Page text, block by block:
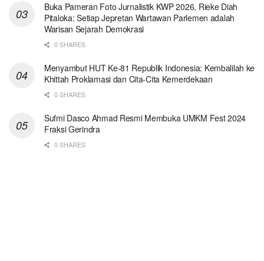
Buka Pameran Foto Jurnalistik KWP 2026, Rieke Diah
Pitaloka: Setiap Jepretan Wartawan Parlemen adalah
Warisan Sejarah Demokrasi
0 SHARES
Menyambut HUT Ke-81 Republik Indonesia: Kembalilah ke
Khittah Proklamasi dan Cita-Cita Kemerdekaan
0 SHARES
Sufmi Dasco Ahmad Resmi Membuka UMKM Fest 2024
Fraksi Gerindra
0 SHARES